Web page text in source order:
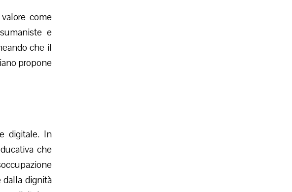
come
e
che il
propone
digitale. In
che
dignità